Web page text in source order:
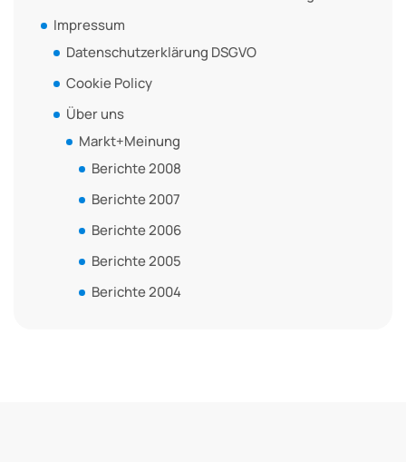
Impressum
Datenschutzerklärung DSGVO
Cookie Policy
Über uns
Markt+Meinung
Berichte 2008
Berichte 2007
Berichte 2006
Berichte 2005
Berichte 2004